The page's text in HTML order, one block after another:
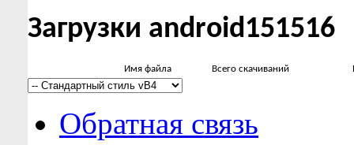
Загрузки android151516
Имя файла Всего скачиваний
Обратная связь